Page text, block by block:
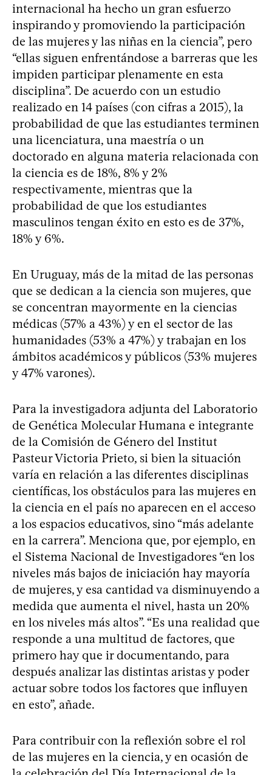
internacional ha hecho un gran esfuerzo
inspirando y promoviendo la participación
de las mujeres y las niñas en la ciencia”, pero
“ellas siguen enfrentándose a barreras que les
impiden participar plenamente en esta
disciplina”. De acuerdo con un estudio
realizado en 14 países (con cifras a 2015), la
probabilidad de que las estudiantes terminen
una licenciatura, una maestría o un
doctorado en alguna materia relacionada con
la ciencia es de 18%, 8% y 2%
respectivamente, mientras que la
probabilidad de que los estudiantes
masculinos tengan éxito en esto es de 37%,
18% y 6%.
En Uruguay, más de la mitad de las personas
que se dedican a la ciencia son mujeres, que
se concentran mayormente en la ciencias
médicas (57% a 43%) y en el sector de las
humanidades (53% a 47%) y trabajan en los
ámbitos académicos y públicos (53% mujeres
y 47% varones).
Para la investigadora adjunta del Laboratorio
de Genética Molecular Humana e integrante
de la Comisión de Género del Institut
Pasteur Victoria Prieto, si bien la situación
varía en relación a las diferentes disciplinas
científicas, los obstáculos para las mujeres en
la ciencia en el país no aparecen en el acceso
a los espacios educativos, sino “más adelante
en la carrera”. Menciona que, por ejemplo, en
el Sistema Nacional de Investigadores “en los
niveles más bajos de iniciación hay mayoría
de mujeres, y esa cantidad va disminuyendo a
medida que aumenta el nivel, hasta un 20%
en los niveles más altos”. “Es una realidad que
responde a una multitud de factores, que
primero hay que ir documentando, para
después analizar las distintas aristas y poder
actuar sobre todos los factores que influyen
en esto”, añade.
Para contribuir con la reflexión sobre el rol
de las mujeres en la ciencia, y en ocasión de